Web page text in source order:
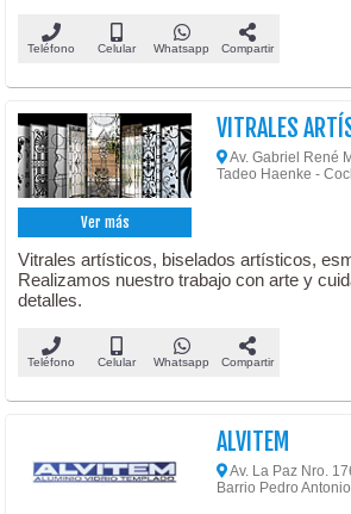
Teléfono Celular Whatsapp Compartir
Ver más
VITRALES
Av. Gabriel René
Tadeo Haenke -
Vitrales artísticos, biselados artísticos,
Realizamos nuestro trabajo con arte y
detalles.
Teléfono Celular Whatsapp Compartir
ALVITEM
Av. La Paz Nro.
Barrio Pedro